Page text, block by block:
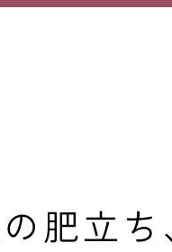
肥立ち